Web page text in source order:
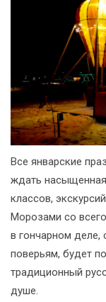
Все январские
ждать
классов,
Морозами со
в гончарном деле,
поверьям, будет
традиционный
душе.